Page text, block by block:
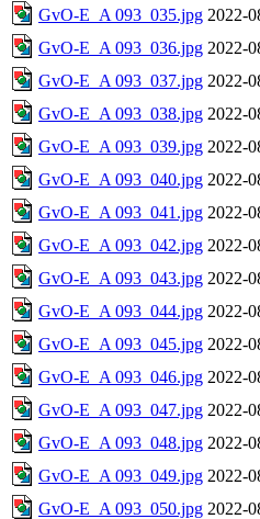
GvO-E_A 093_035.jpg 2022-
GvO-E_A 093_036.jpg 2022-
GvO-E_A 093_037.jpg 2022-
GvO-E_A 093_038.jpg 2022-
GvO-E_A 093_039.jpg 2022-
GvO-E_A 093_040.jpg 2022-
GvO-E_A 093_041.jpg 2022-
GvO-E_A 093_042.jpg 2022-
GvO-E_A 093_043.jpg 2022-
GvO-E_A 093_044.jpg 2022-
GvO-E_A 093_045.jpg 2022-
GvO-E_A 093_046.jpg 2022-
GvO-E_A 093_047.jpg 2022-
GvO-E_A 093_048.jpg 2022-
GvO-E_A 093_049.jpg 2022-
GvO-E_A 093_050.jpg 2022-